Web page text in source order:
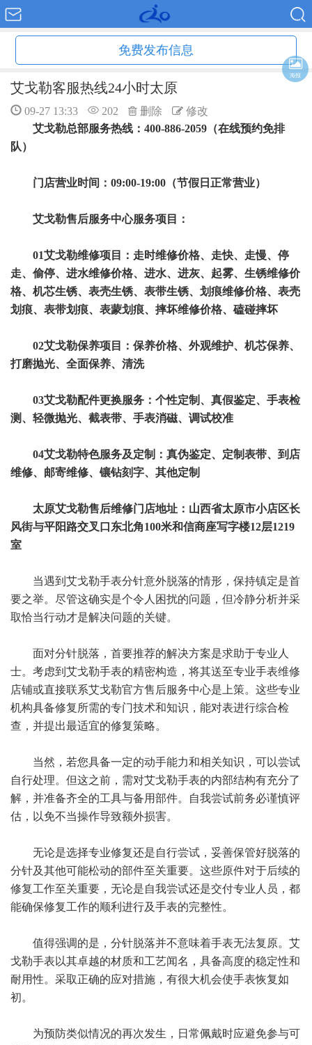
免费发布信息
艾戈勒客服热线24小时太原
09-27 13:33 202 删除
修改
艾戈勒总部服务热线：400-886-2059（在线预约免排
队）
门店营业时间：09:00-19:00（节假日正常营业）
艾戈勒售后服务中心服务项目：
01艾戈勒维修项目：走时维修价格、走快、走慢、停
走、偷停、进水维修价格、进水、进灰、起雾、生锈维修价
格、机芯生锈、表壳生锈、表带生锈、划痕维修价格、表壳
划痕、表带划痕、表蒙划痕、摔坏维修价格、磕碰摔坏
02艾戈勒保养项目：保养价格、外观维护、机芯保养、
打磨抛光、全面保养、清洗
03艾戈勒配件更换服务：个性定制、真假鉴定、手表检
测、轻微抛光、截表带、手表消磁、调试校准
04艾戈勒特色服务及定制：真伪鉴定、定制表带、到店
维修、邮寄维修、镶钻刻字、其他定制
太原艾戈勒售后维修门店地址：山西省太原市小店区长
风街与平阳路交叉口东北角100米和信商座写字楼12层1219
室
当遇到艾戈勒手表分针意外脱落的情形，保持镇定是首
要之举。尽管这确实是个令人困扰的问题，但冷静分析并采
取恰当行动才是解决问题的关键。
面对分针脱落，首要推荐的解决方案是求助于专业人
士。考虑到艾戈勒手表的精密构造，将其送至专业手表维修
店铺或直接联系艾戈勒官方售后服务中心是上策。这些专业
机构具备修复所需的专门技术和知识，能对表进行综合检
查，并提出最适宜的修复策略。
当然，若您具备一定的动手能力和相关知识，可以尝试
自行处理。但这之前，需对艾戈勒手表的内部结构有充分了
解，并准备齐全的工具与备用部件。自我尝试前务必谨慎评
估，以免不当操作导致额外损害。
无论是选择专业修复还是自行尝试，妥善保管好脱落的
分针及其他可能松动的部件至关重要。这些原件对于后续的
修复工作至关重要，无论是自我尝试还是交付专业人员，都
能确保修复工作的顺利进行及手表的完整性。
值得强调的是，分针脱落并不意味着手表无法复原。艾
戈勒手表以其卓越的材质和工艺闻名，具备高度的稳定性和
耐用性。采取正确的应对措施，有很大机会使手表恢复如
初。
为预防类似情况的再次发生，日常佩戴时应避免参与可
海报